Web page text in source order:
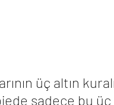
üç altın
sadece bu